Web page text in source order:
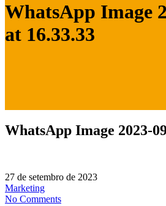
WhatsApp Image
at 16.33.33
WhatsApp Image 2023-
27 de setembro de 2023
Marketing
No Comments